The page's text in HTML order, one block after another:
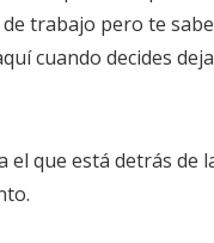
trabajo pero te
cuando decides
el que está detrás de